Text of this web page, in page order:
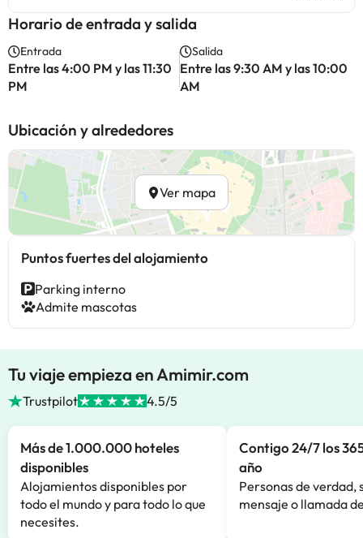
Horario de entrada y salida
Entrada
Entre las 4:00 PM y las 11:30
PM
Salida
Entre las 9:30 AM y las 10:00
AM
Ubicación y alrededores
Ver mapa
Puntos fuertes del alojamiento
Parking interno
Admite mascotas
Tu viaje empieza en Amimir.com
Trustpilot 4.5/5
Más de 1.000.000 hoteles
disponibles
Alojamientos disponibles por
todo el mundo y para todo lo que
necesites.
Contigo 24/7 los
año
Personas de verdad,
mensaje o llamada